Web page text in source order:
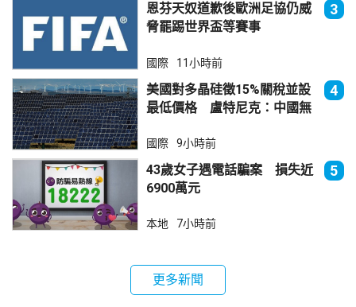
恩芬天奴道歉後歐洲足協仍威
脅罷踢世界盃等賽事
3
國際 11小時前
美國對多晶硅徵15%關稅並設
最低價格 盧特尼克：中國無
4
國際 9小時前
43歲女子遇電話騙案 損失近
6900萬元
5
本地 7小時前
更多新聞